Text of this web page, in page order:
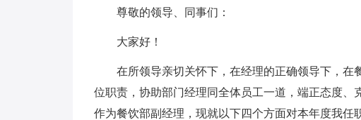
尊敬的领导、同事们：
大家好！
在所领导亲切关怀下，在经理的正确领导下，
位职责，协助部门经理同全体员工一道，端正态度、
作为餐饮部副经理，现就以下四个方面对本年度我任